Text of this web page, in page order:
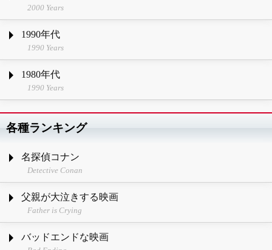
2000 Years
1990年代
1990 Years
1980年代
1990 Years
各種ランキング
名探偵コナン
Detective Conan
父親が大泣きする映画
Father is Crying
バッドエンドな映画